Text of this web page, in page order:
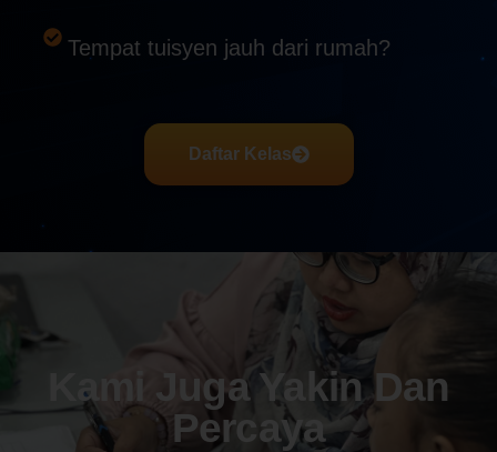
Tempat tuisyen jauh dari rumah?
Daftar Kelas
Kami Juga Yakin Dan
Percaya